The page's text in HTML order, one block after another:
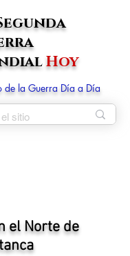
Hoy
de la Guerra Día a Día
el Norte de